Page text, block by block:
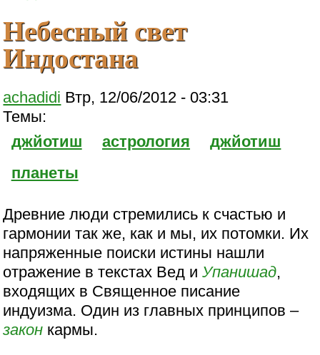
Небесный свет
Индостана
achadidi Втр, 12/06/2012 - 03:31
Темы:
джйотиш
астрология
джйотиш
планеты
Древние люди стремились к счастью и
гармонии так же, как и мы, их потомки. Их
напряженные поиски истины нашли
отражение в текстах Вед иУпанишад,
входящих в Священное писание
индуизма. Один из главных принципов –
закон кармы.